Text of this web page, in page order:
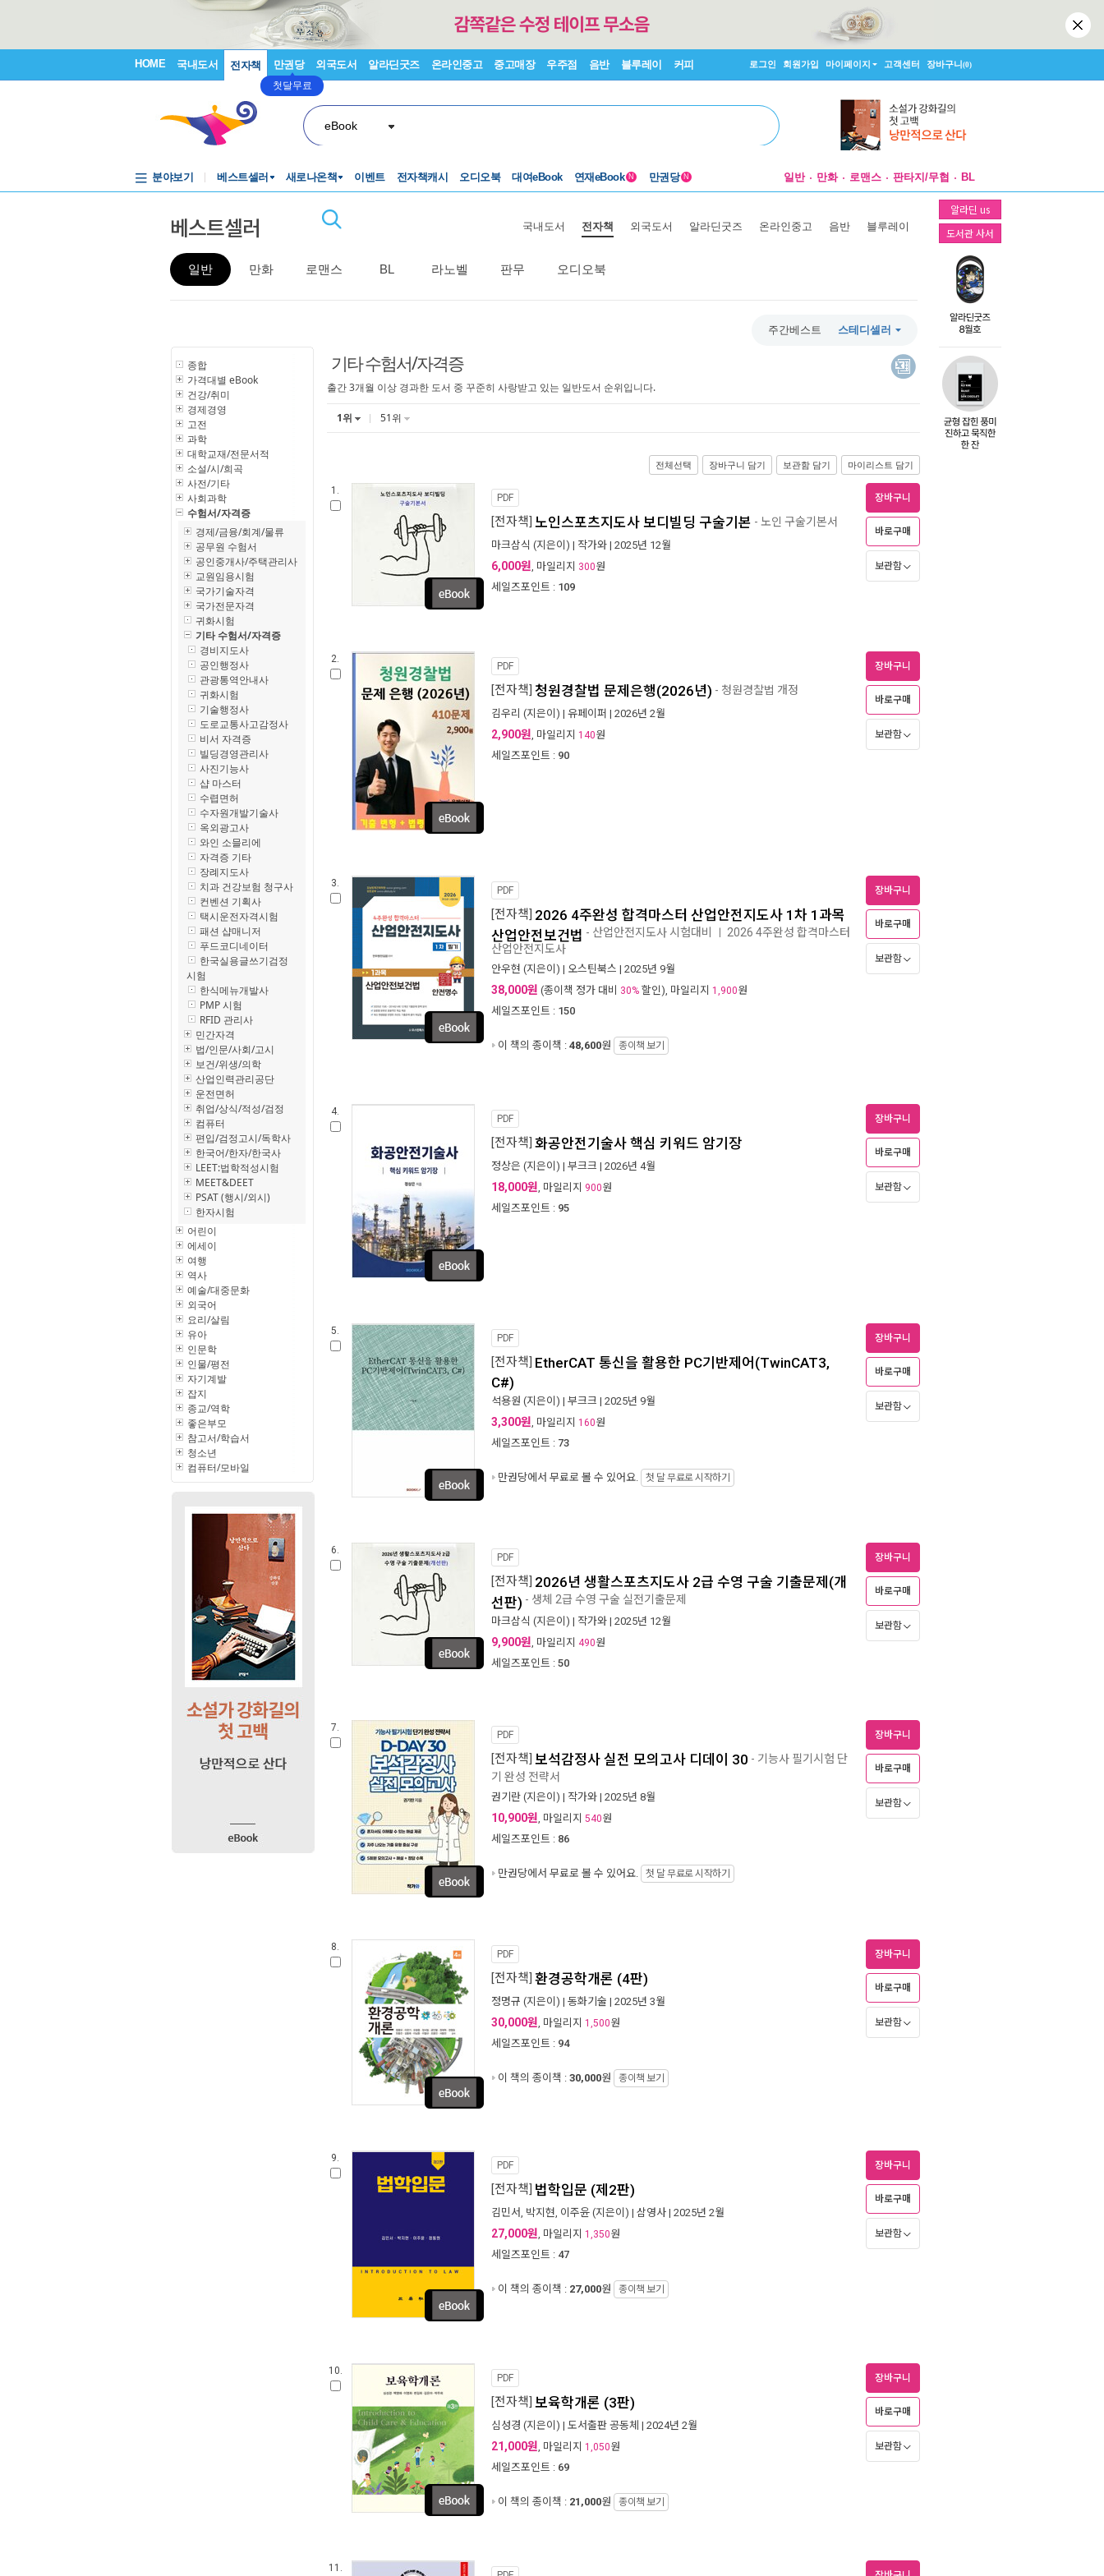
HOME 국내도서 전자책 만권당
첫달무료
외국도서 알라딘굿즈 온라인중고 중고매장 우주점 음반 블루레이 커피 로그인 회원가입 마이페이지 고객센터 장바구니(0)
eBook
분야보기 베스트셀러 새로나온책 이벤트 전자책캐시 오디오북 대여eBook 연재eBook N 만권당 N 일반 만화 로맨스 판타지/무협 BL
알라딘 us
도서관 사서
베스트셀러 국내도서 전자책 외국도서 알라딘굿즈 온라인중고 음반 블루레이
일반 만화 로맨스 BL 라노벨 판무 오디오북
주간베스트 스테디셀러
종합
가격대별 eBook
건강/취미
경제경영
고전
과학
대학교재/전문서적
소설/시/희곡
사전/기타
사회과학
수험서/자격증
경제/금융/회계/물류
공무원 수험서
공인중개사/주택관리사
교원임용시험
국가기술자격
국가전문자격
귀화시험
기타 수험서/자격증
경비지도사
공인행정사
관광통역안내사
귀화시험
기술행정사
도로교통사고감정사
비서 자격증
빌딩경영관리사
사진기능사
샵 마스터
수렵면허
수자원개발기술사
옥외광고사
와인 소믈리에
자격증 기타
장례지도사
치과 건강보험 청구사
컨벤션 기획사
택시운전자격시험
패션 샵매니저
푸드코디네이터
한국실용글쓰기검정
시험
한식메뉴개발사
PMP 시험
RFID 관리사
민간자격
법/인문/사회/고시
보건/위생/의학
산업인력관리공단
운전면허
취업/상식/적성/검정
컴퓨터
편입/검정고시/독학사
한국어/한자/한국사
LEET:법학적성시험
MEET&DEET
PSAT (행시/외시)
한자시험
어린이
에세이
여행
역사
예술/대중문화
외국어
요리/살림
유아
인문학
인물/평전
자기계발
잡지
종교/역학
좋은부모
참고서/학습서
청소년
컴퓨터/모바일
기타 수험서/자격증
출간 3개월 이상 경과한 도서 중 꾸준히 사랑받고 있는 일반도서 순위입니다.
1위 51위
전체선택 장바구니 담기 보관함 담기 마이리스트 담기
1.
PDF
[전자책] 노인스포츠지도사 보디빌딩 구술기본 - 노인 구술기본서
마크삼식 (지은이) | 작가와 | 2025년 12월
6,000원, 마일리지 300원
세일즈포인트 : 109
장바구니
바로구매
보관함
2.
PDF
[전자책] 청원경찰법 문제은행(2026년) - 청원경찰법 개정
김우리 (지은이) | 유페이퍼 | 2026년 2월
2,900원, 마일리지 140원
세일즈포인트 : 90
장바구니
바로구매
보관함
3.
PDF
[전자책] 2026 4주완성 합격마스터 산업안전지도사 1차 1과목
산업안전보건법 - 산업안전지도사 시험대비 2026 4주완성 합격마스터
산업안전지도사
안우현 (지은이) | 오스틴북스 | 2025년 9월
38,000원 (종이책 정가 대비 30% 할인), 마일리지 1,900원
세일즈포인트 : 150
이 책의 종이책 : 48,600원 종이책 보기
장바구니
바로구매
보관함
4.
PDF
[전자책] 화공안전기술사 핵심 키워드 암기장
정상은 (지은이) | 부크크 | 2026년 4월
18,000원, 마일리지 900원
세일즈포인트 : 95
장바구니
바로구매
보관함
5.
PDF
[전자책] EtherCAT 통신을 활용한 PC기반제어(TwinCAT3,
C#)
석용원 (지은이) | 부크크 | 2025년 9월
3,300원 , 마일리지 160원
세일즈포인트 : 73
만권당에서 무료로 볼 수 있어요. 첫 달 무료로 시작하기
장바구니
바로구매
보관함
6.
PDF
[전자책] 2026년 생활스포츠지도사 2급 수영 구술 기출문제(개
선판) - 생체 2급 수영 구술 실전기출문제
마크삼식 (지은이) | 작가와 | 2025년 12월
9,900원 , 마일리지 490원
세일즈포인트 : 50
장바구니
바로구매
보관함
7.
PDF
[전자책] 보석감정사 실전 모의고사 디데이 30 - 기능사 필기시험 단
기 완성 전략서
권기란 (지은이) | 작가와 | 2025년 8월
10,900원, 마일리지 540원
세일즈포인트 : 86
만권당에서 무료로 볼 수 있어요. 첫 달 무료로 시작하기
장바구니
바로구매
보관함
8.
PDF
[전자책] 환경공학개론 (4판)
정명규 (지은이) | 동화기술 | 2025년 3월
30,000원, 마일리지 1,500원
세일즈포인트 : 94
이 책의 종이책 : 30,000원 종이책 보기
장바구니
바로구매
보관함
9.
PDF
[전자책] 법학입문 (제2판)
김민서, 박지현, 이주윤 (지은이) | 삼영사 | 2025년 2월
27,000원, 마일리지 1,350원
세일즈포인트 : 47
이 책의 종이책 : 27,000원 종이책 보기
장바구니
바로구매
보관함
10.
PDF
[전자책] 보육학개론 (3판)
심성경 (지은이) | 도서출판 공동체 | 2024년 2월
21,000원, 마일리지 1,050원
세일즈포인트 : 69
이 책의 종이책 : 21,000원 종이책 보기
장바구니
바로구매
보관함
11.